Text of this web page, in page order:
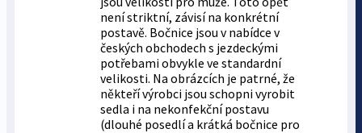
není striktní, závisí na konkrétní
postavě. Bočnice jsou v nabídce v
českých obchodech s jezdeckými
potřebami obvykle ve standardní
velikosti. Na obrázcích je patrné, že
někteří výrobci jsou schopni vyrobit
sedla i na nekonfekční postavu
(dlouhé posedlí a krátká bočnice pro